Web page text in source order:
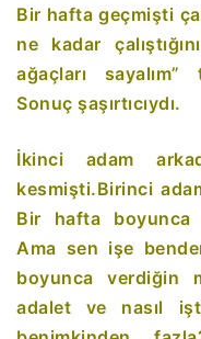
Bir hafta geçmişti
ne kadar
ağaçları
Sonuç şaşırtıcıydı.
İkinci adam
kesmişti.Birinci
Bir hafta boyunca
Ama sen işe
boyunca verdiğin
adalet ve nasıl